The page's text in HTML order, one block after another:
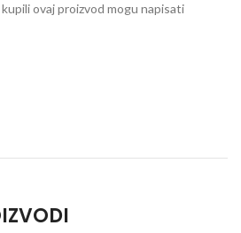
ovaj proizvod mogu napisati